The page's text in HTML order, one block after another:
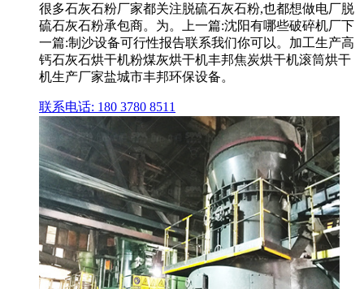
很多石灰石粉厂家都关注脱硫石灰石粉,也都想做电厂脱
硫石灰石粉承包商。为。上一篇:沈阳有哪些破碎机厂下
一篇:制沙设备可行性报告联系我们你可以。加工生产高
钙石灰石烘干机粉煤灰烘干机丰邦焦炭烘干机滚筒烘干
机生产厂家盐城市丰邦环保设备。
联系电话: 180 3780 8511